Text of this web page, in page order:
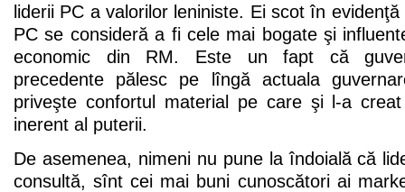
liderii PC a valorilor leniniste. Ei scot în
PC se consideră a fi cele mai bogate şi
economic din RM. Este un fapt că
precedente pălesc pe lîngă actuala
priveşte confortul material pe care şi l-a
inerent al puterii.
De asemenea, nimeni nu pune la îndoială că
consultă, sînt cei mai buni cunoscători ai